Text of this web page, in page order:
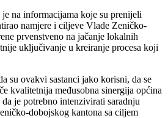
na informacijama koje su prenijeli
namjere i ciljeve Vlade Zeničko-
prvenstveno na jačanje lokalnih
uključivanje u kreiranje procesa koji
su ovakvi sastanci jako korisni, da se
kvalitetnija međusobna sinergija općina
je potrebno intenzivirati saradnju
dobojskog kantona sa ciljem